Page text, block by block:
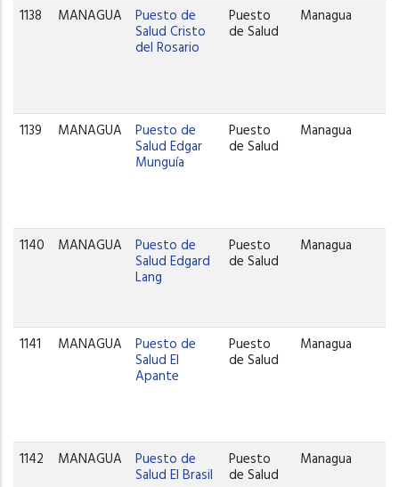
1138 MANAGUA Puesto de
Salud Cristo
del Rosario
Puesto
de Salud
Managua
1139 MANAGUA Puesto de
Salud Edgar
Munguía
Puesto
de Salud
Managua
1140 MANAGUA Puesto de
Salud Edgard
Lang
Puesto
de Salud
Managua
1141 MANAGUA Puesto de
Salud El
Apante
Puesto
de Salud
Managua
1142 MANAGUA Puesto de
Salud El Brasil
Puesto
de Salud
Managua